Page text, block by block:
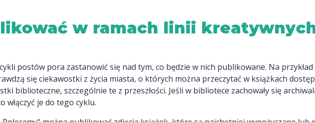
w ramach linii
postów pora zastanowić się nad tym, co będzie w nich publikowane. Na
się ciekawostki z życia miasta, o których można przeczytać w książkach
biblioteczne, szczególnie te z przeszłości. Jeśli w bibliotece zachowały się
włączyć je do tego cyklu.